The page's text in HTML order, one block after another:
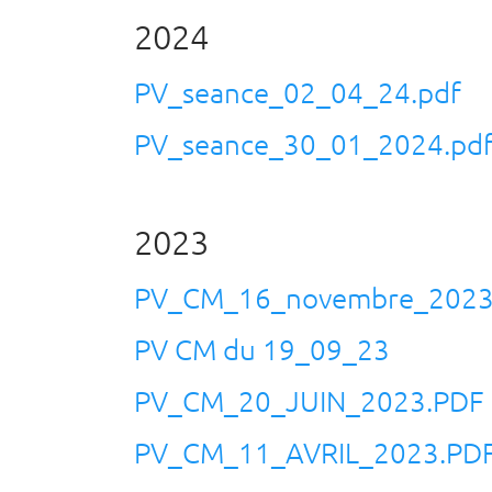
2024
PV_seance_02_04_24.pdf
2023
PV CM du 19_09_23
PV_CM_20_JUIN_2023.PDF